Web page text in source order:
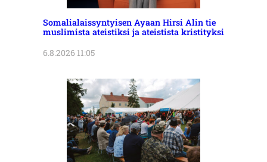
Somalialaissyntyisen Ayaan Hirsi Alin tie
muslimista ateistiksi ja ateistista kristityksi
6.8.2026 11:05